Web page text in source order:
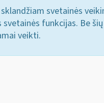
svetainės
svetainės funkcijas. Be
veikti.